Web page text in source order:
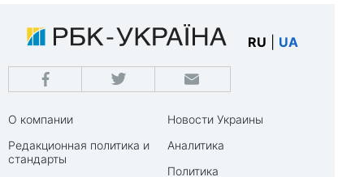
RU UA
О компании
Редакционная политика и
стандарты
Новости Украины
Аналитика
Политика